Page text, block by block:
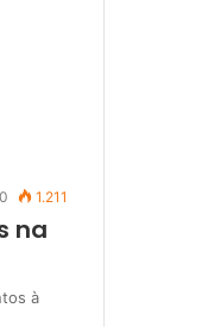
0 1.211
na
à